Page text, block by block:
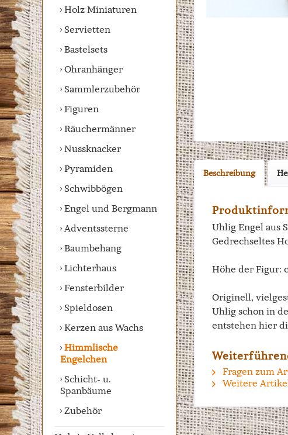
Holz Miniaturen
Servietten
Bastelsets
Ohranhänger
Sammlerzubehör
Figuren
Räuchermänner
Nussknacker
Pyramiden
Schwibbögen
Engel und Bergmann
Adventssterne
Baumbehang
Lichterhaus
Fensterbilder
Spieldosen
Kerzen aus Wachs
Himmlische
Engelchen
Schicht- u.
Spanbäume
Zubehör
Beschreibung
Uhlig Engel aus
Gedrechseltes
Höhe der Figur:
Originell,
Uhlig schon in
entstehen hier
Fragen zum
Weitere